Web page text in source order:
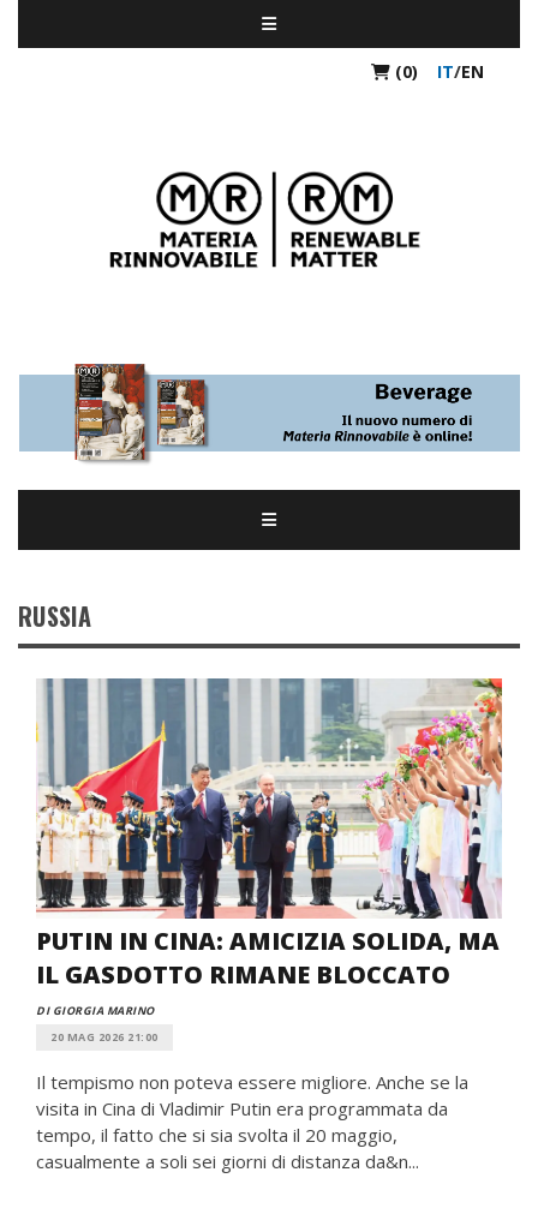
(0) IT/EN
RUSSIA
PUTIN IN CINA: AMICIZIA SOLIDA, MA
IL GASDOTTO RIMANE BLOCCATO
DI GIORGIA MARINO
20 MAG 2026 21:00
Il tempismo non poteva essere migliore. Anche se la
visita in Cina di Vladimir Putin era programmata da
tempo, il fatto che si sia svolta il 20 maggio,
casualmente a soli sei giorni di distanza da&n...